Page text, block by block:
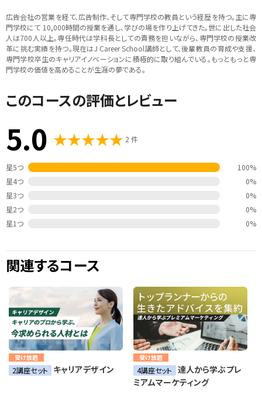
広告会社の営業を経て、広告制作、そして専門学校の教員という経歴を持つ。主に専
門学校にて 10,000時間の授業を通し、学びの場を作り上げてきた。世に出した社会
人は700人以上。専任時代は学科長としての責務を担いながら、専門学校の授業改
革に挑む実績を持つ。現在はJ Career School講師として、後輩教員の育成や支援、
専門学校卒生のキャリアイノベーションに積極的に取り組んでいる。もっともっと専
門学校の価値を高めることが生涯の夢である。
このコースの評価とレビュー
5.0 2 件
星5つ
100%
星4つ
0%
星3つ
0%
星2つ
0%
星1つ
0%
関連するコース
受け放題
2講座セット キャリアデザイン
受け放題
4講座セット 達人から学ぶプレ
ミアムマーケティング